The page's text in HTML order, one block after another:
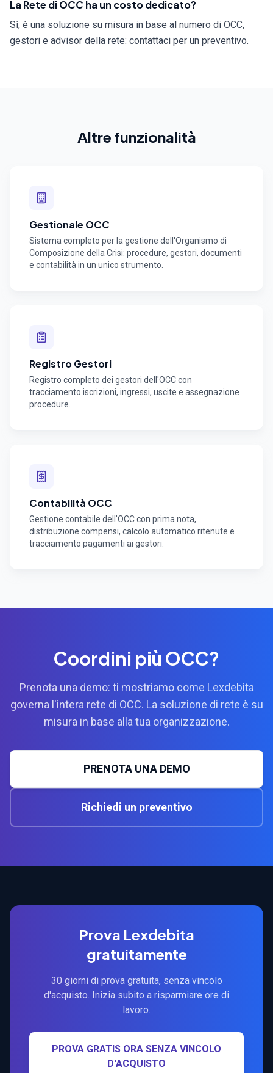
La Rete di OCC ha un costo dedicato?
Sì, è una soluzione su misura in base al numero di OCC,
gestori e advisor della rete: contattaci per un preventivo.
Altre funzionalità
Gestionale OCC
Sistema completo per la gestione dell'Organismo di
Composizione della Crisi: procedure, gestori, documenti
e contabilità in un unico strumento.
Registro Gestori
Registro completo dei gestori dell'OCC con
tracciamento iscrizioni, ingressi, uscite e assegnazione
procedure.
Contabilità OCC
Gestione contabile dell'OCC con prima nota,
distribuzione compensi, calcolo automatico ritenute e
tracciamento pagamenti ai gestori.
Coordini più OCC?
Prenota una demo: ti mostriamo come Lexdebita
governa l'intera rete di OCC. La soluzione di rete è su
misura in base alla tua organizzazione.
PRENOTA UNA DEMO
Richiedi un preventivo
Prova Lexdebita
gratuitamente
30 giorni di prova gratuita, senza vincolo
d'acquisto. Inizia subito a risparmiare ore di
lavoro.
PROVA GRATIS ORA SENZA VINCOLO
D'ACQUISTO